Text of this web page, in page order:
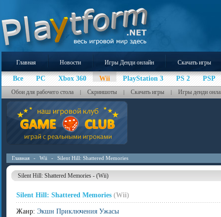
Главная Новости Игры Денди онлайн Скачать игры
Все PC Xbox 360 Wii PlayStation 3 PS 2 PSP
Обои для рабочего стола | Скриншоты | Скачать игры | Игры денди
Главная - Wii - Silent Hill: Shattered Memories
Silent Hill: Shattered Memories - (Wii)
Silent Hill: Shattered Memories (Wii)
Жанр: Экшн Приключения Ужасы